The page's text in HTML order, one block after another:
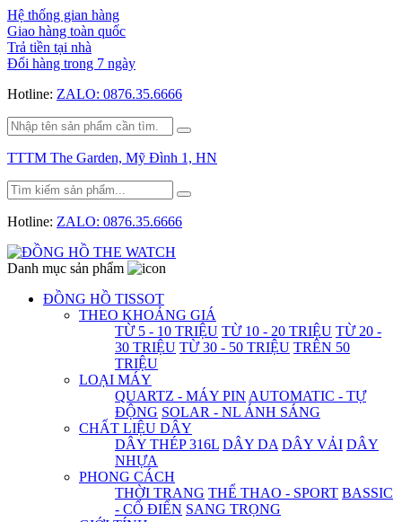
Hệ thống gian hàng
Giao hàng toàn quốc
Trả tiền tại nhà
Đổi hàng trong 7 ngày
Hotline: ZALO: 0876.35.6666
TTTM The Garden, Mỹ Đình 1, HN
Hotline: ZALO: 0876.35.6666
Danh mục sản phẩm
ĐỒNG HỒ TISSOT
THEO KHOẢNG GIÁ
TỪ 5 - 10 TRIỆU TỪ 10 - 20 TRIỆU TỪ 20 -
30 TRIỆU TỪ 30 - 50 TRIỆU TRÊN 50
TRIỆU
LOẠI MÁY
QUARTZ - MÁY PIN AUTOMATIC - TỰ
ĐỘNG SOLAR - NL ÁNH SÁNG
CHẤT LIỆU DÂY
DÂY THÉP 316L DÂY DA DÂY VẢI DÂY
NHỰA
PHONG CÁCH
THỜI TRANG THỂ THAO - SPORT BASSIC
- CỔ ĐIỂN SANG TRỌNG